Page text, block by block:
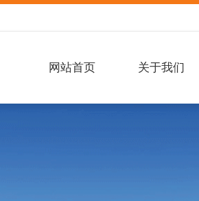
网站首页 关于我们